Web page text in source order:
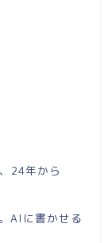
24年から
AIに書かせる